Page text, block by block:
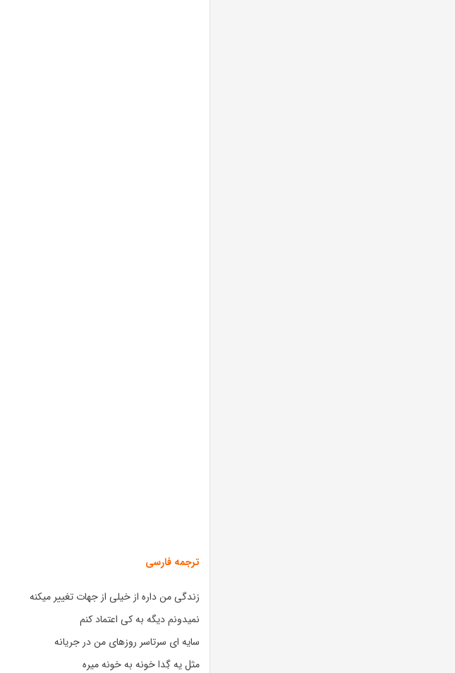
ترجمه فارسی
زندگی من داره از خیلی از جهات تغییر میکنه
نمیدونم دیگه به کی اعتماد کنم
سایه ای سرتاسر روزهای من در جریانه
مثل یه گِدا خونه به خونه میره